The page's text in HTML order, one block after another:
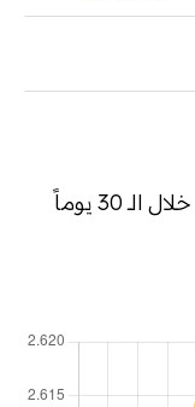
خلال الـ 30 يوماً